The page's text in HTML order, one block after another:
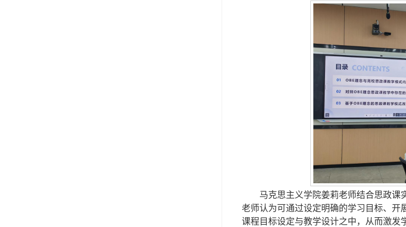
马克思主义学院姜莉老师结合思政课
老师认为可通过设定明确的学习目标、
课程目标设定与教学设计之中，从而激发